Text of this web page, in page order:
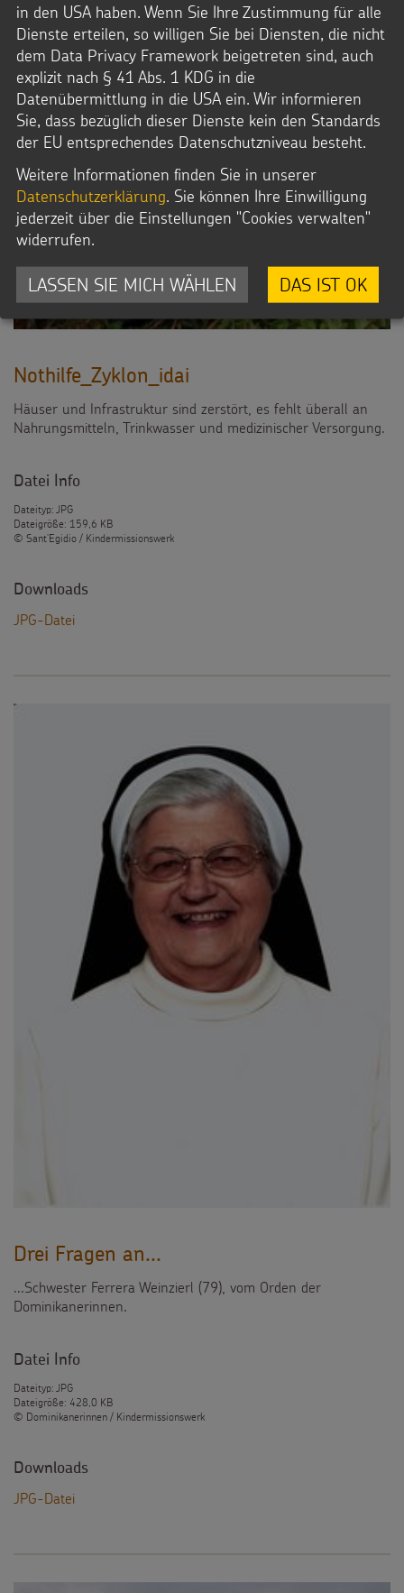
Nothilfe_Zyklon_idai
Häuser und Infrastruktur sind zerstört, es fehlt überall an
Nahrungsmitteln, Trinkwasser und medizinischer Versorgung.
Datei Info
Dateityp: JPG
Dateigröße: 159,6 KB
© Sant'Egidio / Kindermissionswerk
Downloads
JPG-Datei
Drei Fragen an...
...Schwester Ferrera Weinzierl (79), vom Orden der
Dominikanerinnen.
Datei Info
Dateityp: JPG
Dateigröße: 428,0 KB
© Dominikanerinnen / Kindermissionswerk
Downloads
JPG-Datei
in den USA haben. Wenn Sie Ihre Zustimmung für alle
Dienste erteilen, so willigen Sie bei Diensten, die nicht
dem Data Privacy Framework beigetreten sind, auch
explizit nach § 41 Abs. 1 KDG in die
Datenübermittlung in die USA ein. Wir informieren
Sie, dass bezüglich dieser Dienste kein den Standards
der EU entsprechendes Datenschutzniveau besteht.
Weitere Informationen finden Sie in unserer
Datenschutzerklärung. Sie können Ihre Einwilligung
jederzeit über die Einstellungen "Cookies verwalten"
widerrufen.
LASSEN SIE MICH WÄHLEN DAS IST OK